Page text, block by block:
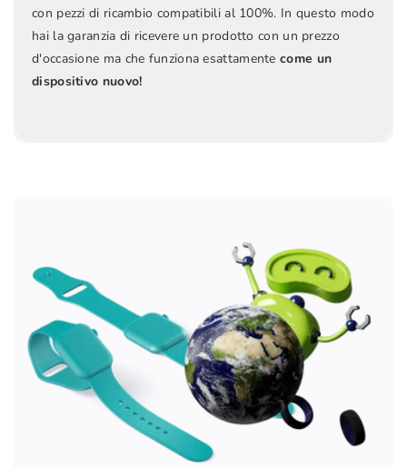
con pezzi di ricambio compatibili al 100%. In questo modo
hai la garanzia di ricevere un prodotto con un prezzo
d'occasione ma che funziona esattamentecome un
dispositivo nuovo!